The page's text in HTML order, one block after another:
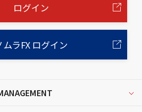
ログイン
ムラFX ログイン